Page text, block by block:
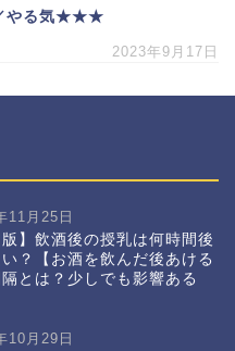
やる気★★★
2023年9月17日
11月25日
版】飲酒後の授乳は何時間後
？【お酒を飲んだ後あける
とは？少しでも影響ある
10月29日